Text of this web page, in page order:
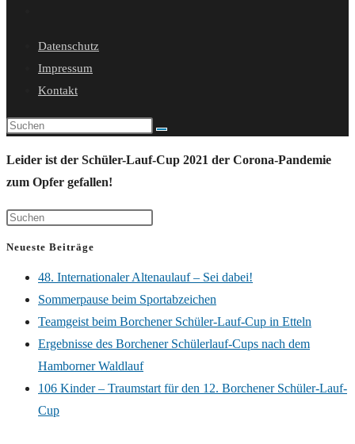
umschalten
Datenschutz
Impressum
Kontakt
Leider ist der Schüler-Lauf-Cup 2021 der Corona-Pandemie
zum Opfer gefallen!
Neueste Beiträge
48. Internationaler Altenaulauf – Sei dabei!
Sommerpause beim Sportabzeichen
Teamgeist beim Borchener Schüler-Lauf-Cup in Etteln
Ergebnisse des Borchener Schülerlauf-Cups nach dem
Hamborner Waldlauf
106 Kinder – Traumstart für den 12. Borchener Schüler-Lauf-
Cup